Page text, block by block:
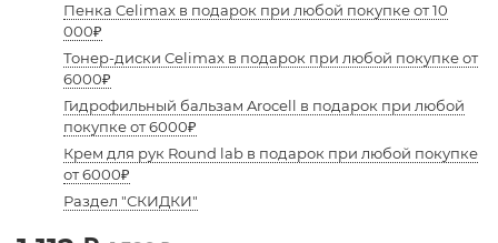
Пенка Celimax в подарок при любой покупке от 10
000₽
Тонер-диски Celimax в подарок при любой покупке от
6000₽
Гидрофильный бальзам Arocell в подарок при любой
покупке от 6000₽
Крем для рук Round lab в подарок при любой покупке
от 6000₽
Раздел "СКИДКИ"